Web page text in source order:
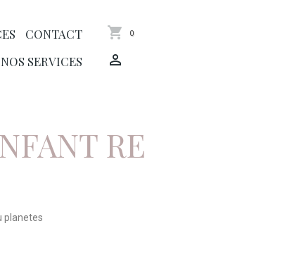
CONTACT
NOS SERVICES
0
RE
planetes